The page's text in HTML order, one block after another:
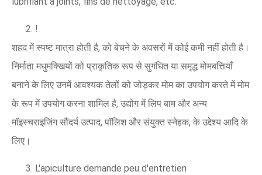
2. !
शहद में स्पष्ट मात्रा होती है, को बेचने के अवसरों में कोई कमी नहीं होती है।
निर्माता मधुमक्खियों को प्राकृतिक रूप से सुगंधित या समृद्ध मोमबत्तियाँ
बनाने के लिए उनमें आवश्यक तेलों को जोड़कर मोम का उपयोग करते में मोम
के रूप में उपयोग करना शामिल है, उद्योग में लिप बाम और अन्य
मॉइस्चराइजिंग सौंदर्य उत्पाद, पॉलिश और संयुक्त स्नेहक, के उद्देश्य आदि के
लिए।
3. L'apiculture demande peu d'entretien